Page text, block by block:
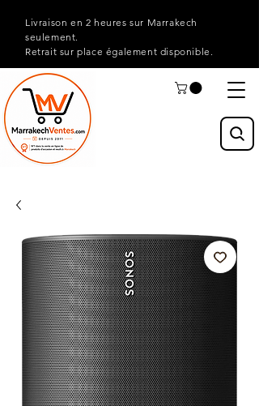
Livraison en 2 heures sur Marrakech
seulement.
Retrait sur place également disponible.